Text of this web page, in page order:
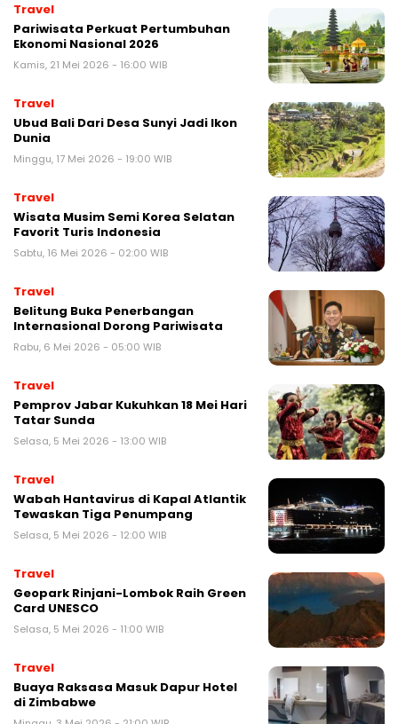
Travel
Pariwisata Perkuat Pertumbuhan
Ekonomi Nasional 2026
Kamis, 21 Mei 2026 - 16:00 WIB
Travel
Ubud Bali Dari Desa Sunyi Jadi Ikon
Dunia
Minggu, 17 Mei 2026 - 19:00 WIB
Travel
Wisata Musim Semi Korea Selatan
Favorit Turis Indonesia
Sabtu, 16 Mei 2026 - 02:00 WIB
Travel
Belitung Buka Penerbangan
Internasional Dorong Pariwisata
Rabu, 6 Mei 2026 - 05:00 WIB
Travel
Pemprov Jabar Kukuhkan 18 Mei Hari
Tatar Sunda
Selasa, 5 Mei 2026 - 13:00 WIB
Travel
Wabah Hantavirus di Kapal Atlantik
Tewaskan Tiga Penumpang
Selasa, 5 Mei 2026 - 12:00 WIB
Travel
Geopark Rinjani-Lombok Raih Green
Card UNESCO
Selasa, 5 Mei 2026 - 11:00 WIB
Travel
Buaya Raksasa Masuk Dapur Hotel
di Zimbabwe